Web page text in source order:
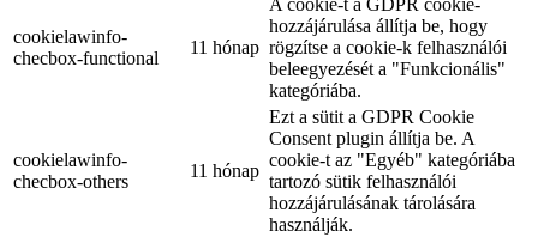
cookielawinfo-
checbox-functional
11 hónap
hozzájárulása állítja be, hogy
rögzítse a cookie-k felhasználói
beleegyezését a "Funkcionális"
kategóriába.
cookielawinfo-
checbox-others
11 hónap
Ezt a sütit a GDPR Cookie
Consent plugin állítja be. A
cookie-t az "Egyéb" kategóriába
tartozó sütik felhasználói
hozzájárulásának tárolására
használják.